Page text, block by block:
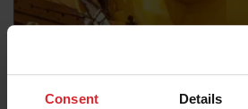
Consent Details